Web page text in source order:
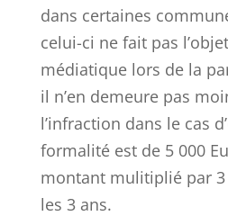
dans certaines
celui-ci ne fait pas
médiatique lors de la
il n’en demeure pas
l’infraction dans le cas
formalité est de 5 000
montant mulitiplié par
les 3 ans.